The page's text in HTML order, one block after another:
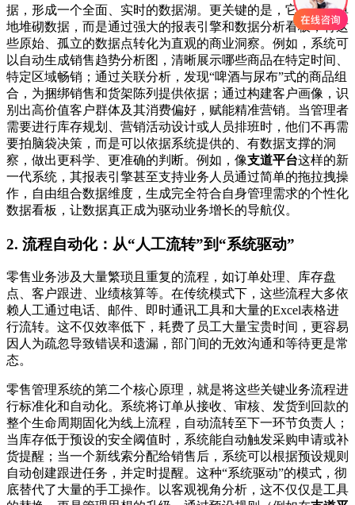
据，形成一个全面、实时的数据湖。更关键的是，它并非简单
地堆砌数据，而是通过强大的报表引擎和数据分析看板，将这
些原始、孤立的数据点转化为直观的商业洞察。例如，系统可
以自动生成销售趋势分析图，清晰展示哪些商品在特定时间、
特定区域畅销；通过关联分析，发现“啤酒与尿布”式的商品组
合，为捆绑销售和货架陈列提供依据；通过构建客户画像，识
别出高价值客户群体及其消费偏好，赋能精准营销。当管理者
需要进行库存规划、营销活动设计或人员排班时，他们不再需
要拍脑袋决策，而是可以依据系统提供的、有数据支撑的洞
察，做出更科学、更准确的判断。例如，像支道平台这样的新
一代系统，其报表引擎甚至支持业务人员通过简单的拖拉拽操
作，自由组合数据维度，生成完全符合自身管理需求的个性化
数据看板，让数据真正成为驱动业务增长的导航仪。
2. 流程自动化：从“人工流转”到“系统驱动”
零售业务涉及大量繁琐且重复的流程，如订单处理、库存盘
点、客户跟进、业绩核算等。在传统模式下，这些流程大多依
赖人工通过电话、邮件、即时通讯工具和大量的Excel表格进
行流转。这不仅效率低下，耗费了员工大量宝贵时间，更容易
因人为疏忽导致错误和遗漏，部门间的无效沟通和等待更是常
态。
零售管理系统的第二个核心原理，就是将这些关键业务流程进
行标准化和自动化。系统将订单从接收、审核、发货到回款的
整个生命周期固化为线上流程，自动流转至下一环节负责人；
当库存低于预设的安全阈值时，系统能自动触发采购申请或补
货提醒；当一个新线索分配给销售后，系统可以根据预设规则
自动创建跟进任务，并定时提醒。这种“系统驱动”的模式，彻
底替代了大量的手工操作。以客观视角分析，这不仅仅是工具